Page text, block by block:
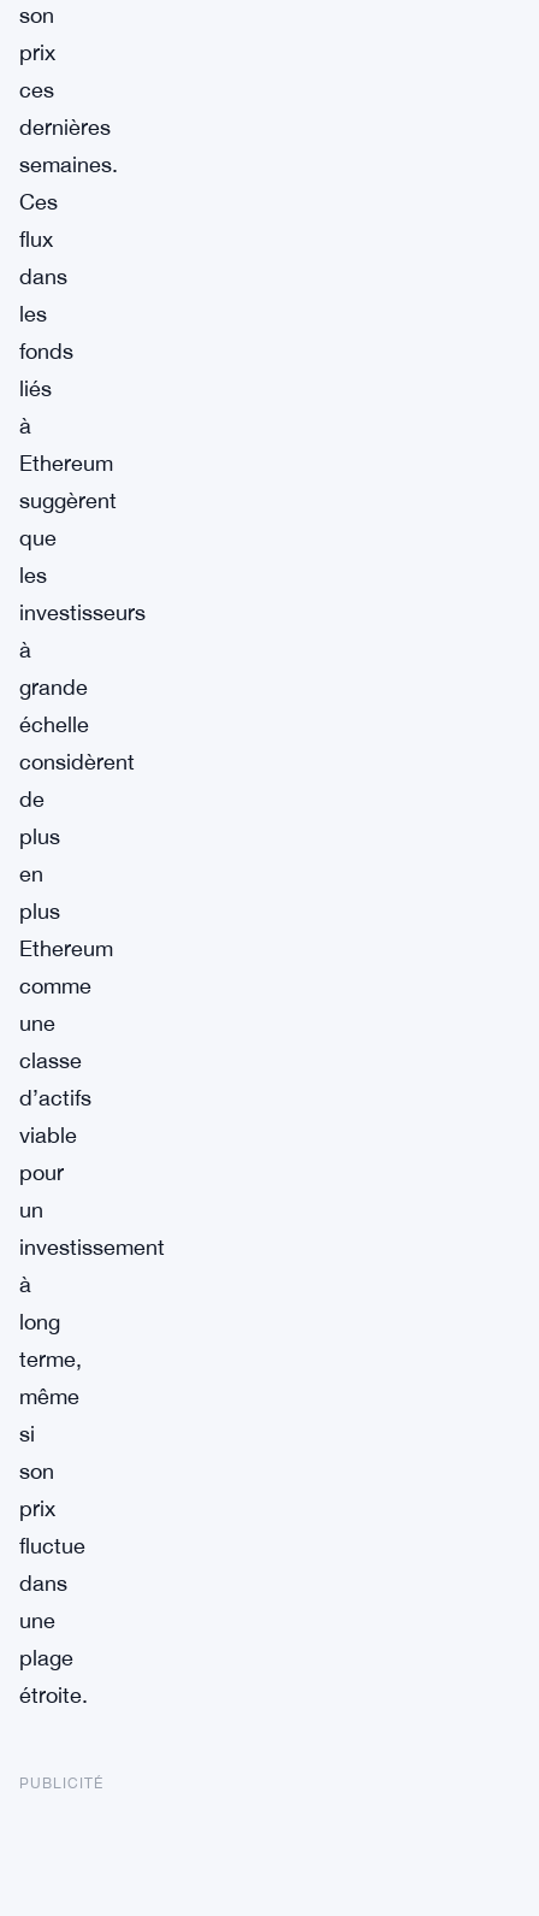
son
prix
ces
dernières
semaines.
Ces
flux
dans
les
fonds
liés
à
Ethereum
suggèrent
que
les
investisseurs
à
grande
échelle
considèrent
de
plus
en
plus
Ethereum
comme
une
classe
d’actifs
viable
pour
un
investissement
à
long
terme,
même
si
son
prix
fluctue
dans
une
plage
étroite.
PUBLICITÉ